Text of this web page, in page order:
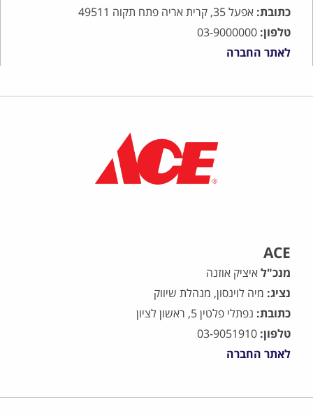
כתובת: אפעל 35, קרית אריה פתח תקוה 49511
טלפון: 03-9000000
לאתר החברה
ACE
מנכ"ל איציק אוזנה
נציג: מיה לוינסון, מנהלת שיווק
כתובת: נפתלי פלטין 5, ראשון לציון
טלפון: 03-9051910
לאתר החברה